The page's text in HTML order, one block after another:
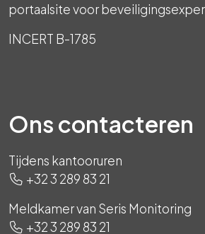
portaalsite voor
INCERT B-1785
Ons contacteren
Tijdens kantooruren
+32 3 289 83 21
Meldkamer van Seris Monitoring
+32 3 289 83 21